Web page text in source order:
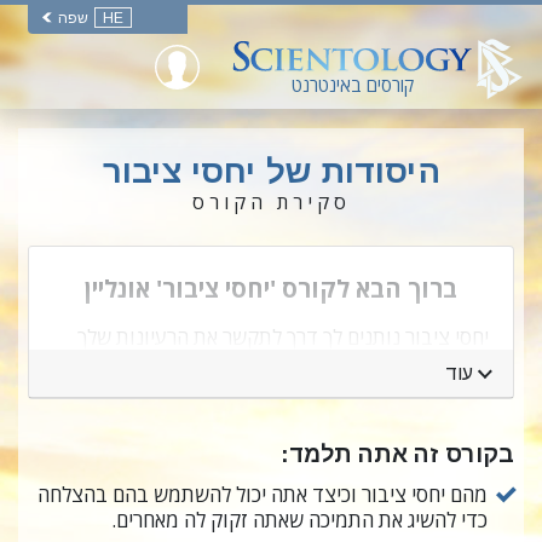
HE שפה
קורסים באינטרנט
היסודות של יחסי ציבור
סקירת הקורס
ברוך הבא לקורס 'יחסי ציבור' אונליין
יחסי ציבור נותנים לך דרך לתקשר את הרעיונות שלך
ולהביא לכך שהם יתקבלו. זאת מיומנות נחוצה כשאתה
מנסה לקבל תמיכה עבור הפרוייקטים שלך והדברים
לחשוב על דיווחים בעיתונים, בטלוויזיה או ברדיו על
עוד
בקורס זה אתה תלמד:
מהם יחסי ציבור וכיצד אתה יכול להשתמש בהם בהצלחה
כדי להשיג את התמיכה שאתה זקוק לה מאחרים.